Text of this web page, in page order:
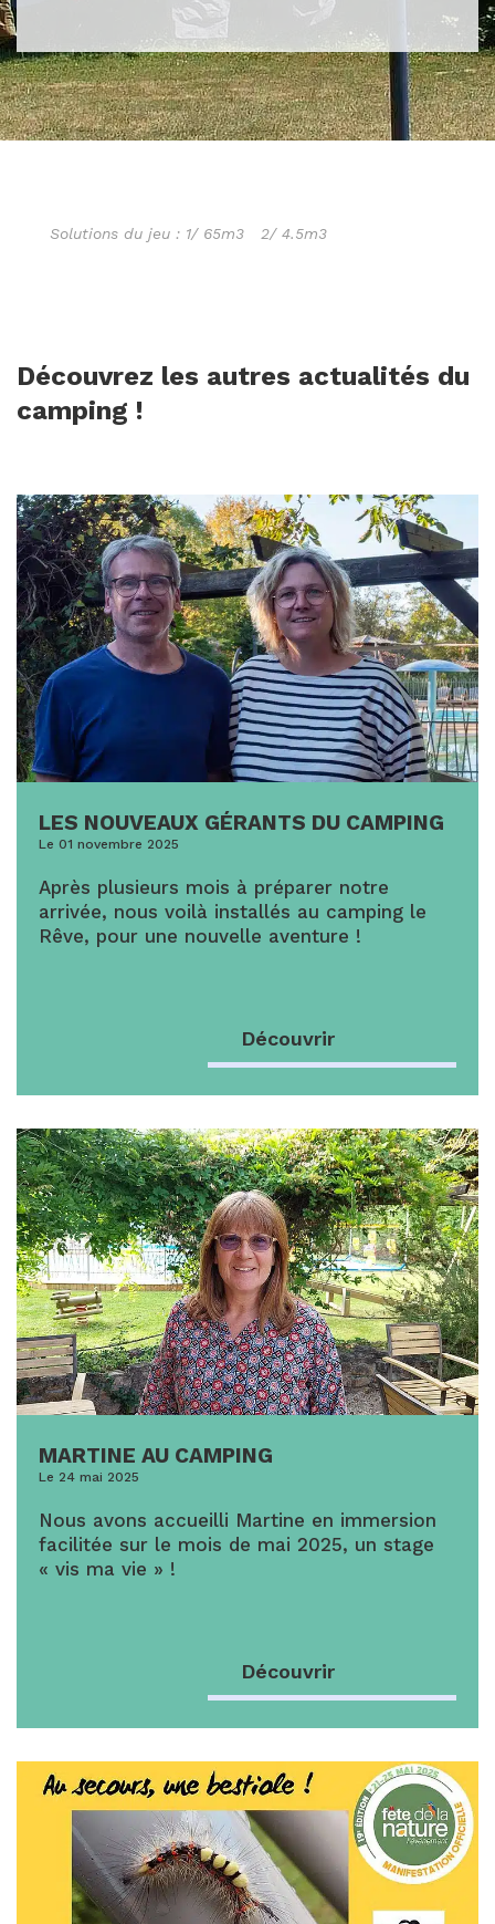
Solutions du jeu : 1/ 65m3 2/ 4.5m3
Découvrez les autres actualités du
camping !
LES NOUVEAUX GÉRANTS DU CAMPING
Le 01 novembre 2025
Après plusieurs mois à préparer notre
arrivée, nous voilà installés au camping le
Rêve, pour une nouvelle aventure !
Découvrir
MARTINE AU CAMPING
Le 24 mai 2025
Nous avons accueilli Martine en immersion
facilitée sur le mois de mai 2025, un stage
« vis ma vie » !
Découvrir